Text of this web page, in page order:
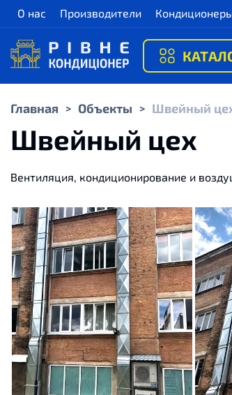
О нас Производители
Главная > Объекты > Швейный
Швейный цех
Вентиляция, кондиционирование и